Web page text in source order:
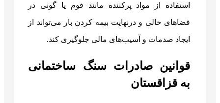
استفاده از مواد پرکننده مانند فوم یا گونی در
فضاهای خالی و درنهایت بیمه کردن بار می‌تواند از
ایجاد صدمات و آسیب‌های مالی جلوگیری کند.
قوانین صادرات سنگ ساختمانی
به قزاقستان